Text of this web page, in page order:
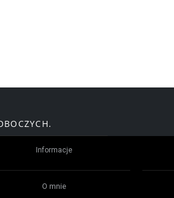
Informacje
O mnie